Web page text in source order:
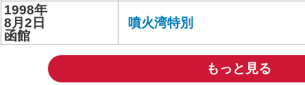
1998年
8月2日
函館
噴火湾特別
もっと見る